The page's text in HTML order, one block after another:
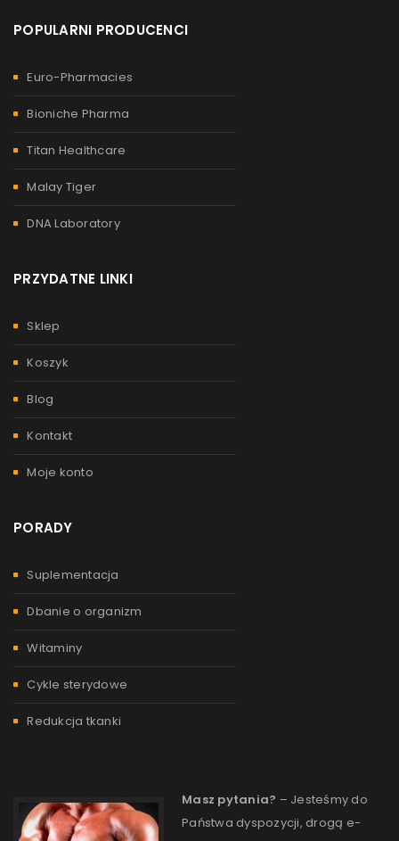
POPULARNI PRODUCENCI
Euro-Pharmacies
Bioniche Pharma
Titan Healthcare
Malay Tiger
DNA Laboratory
PRZYDATNE LINKI
Sklep
Koszyk
Blog
Kontakt
Moje konto
PORADY
Suplementacja
Dbanie o organizm
Witaminy
Cykle sterydowe
Redukcja tkanki
Masz pytania? – Jesteśmy do
Państwa dyspozycji, drogą e-